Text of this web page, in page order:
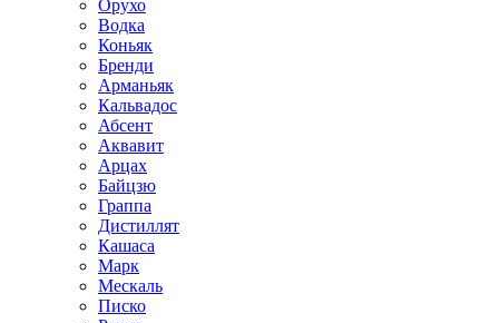
Орухо
Водка
Коньяк
Бренди
Арманьяк
Кальвадос
Абсент
Аквавит
Арцах
Байцзю
Граппа
Дистиллят
Кашаса
Марк
Мескаль
Писко